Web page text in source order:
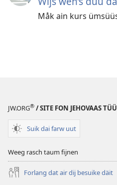
Måk ain kurs
JW.ORG® / SITE FON JEHOVAAS
Suik dai farw uut
Weeg rasch taum fijnen
Forlang dat air dij besuike däit